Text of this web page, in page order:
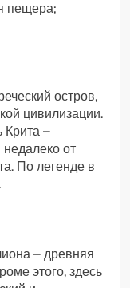
пещера;
остров,
цивилизации.
Крита –
от
По легенде в
– древняя
этого, здесь